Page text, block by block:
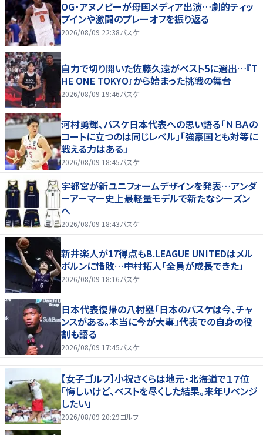
OG・アヌノビーが母国メディア出演…劇的ティッ
プインや激闘のプレーオフを振り返る
2026/08/09 22:38バスケ
自力で切り開いた佐藤久遠がベスト5に選出…『T
HE ONE TOKYO』から始まった挑戦の舞台
2026/08/09 19:46バスケ
河村勇輝、バスケ日本代表への思い語る「ＮＢＡの
コートに立つのは同じレベル」「強豪国とも対等に
戦える力はある」
2026/08/09 18:45バスケ
宇都宮が新ユニフォームデザインを発表…アンダ
ーアーマー史上最軽量モデルで新たなシーズン
へ
2026/08/09 18:43バスケ
新井楽人が17得点もB.LEAGUE UNITEDはメル
ボルンに惜敗…中村拓人「全員が成長できた」
2026/08/09 18:16バスケ
日本代表復帰の八村塁「日本のバスケは今、チャ
ンスがある。本当に今が大事」代表での自身の役
割も語る
2026/08/09 17:45バスケ
【女子ゴルフ】小祝さくらは地元・北海道で１７位
「悔しいけど、ベストを尽くした結果。来年リベンジ
したい」
2026/08/09 20:29ゴルフ